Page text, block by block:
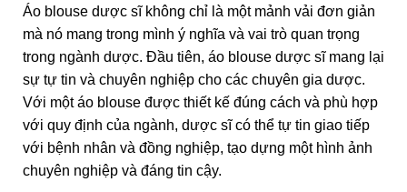
Áo blouse dược sĩ không chỉ là một mảnh vải đơn giản
mà nó mang trong mình ý nghĩa và vai trò quan trọng
trong ngành dược. Đầu tiên, áo blouse dược sĩ mang lại
sự tự tin và chuyên nghiệp cho các chuyên gia dược.
Với một áo blouse được thiết kế đúng cách và phù hợp
với quy định của ngành, dược sĩ có thể tự tin giao tiếp
với bệnh nhân và đồng nghiệp, tạo dựng một hình ảnh
chuyên nghiệp và đáng tin cậy.